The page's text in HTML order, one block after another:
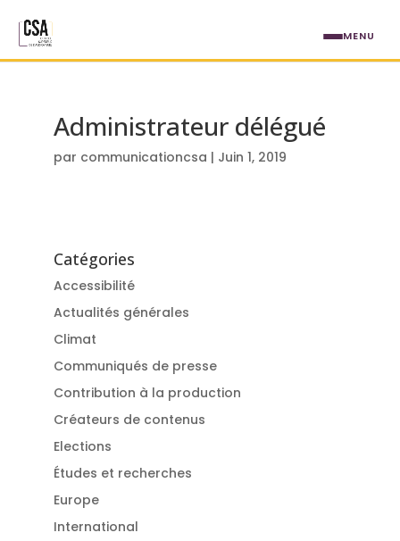
Administrateur délégué
par communicationcsa | Juin 1, 2019
Catégories
Accessibilité
Actualités générales
Climat
Communiqués de presse
Contribution à la production
Créateurs de contenus
Elections
Études et recherches
Europe
International
MENU